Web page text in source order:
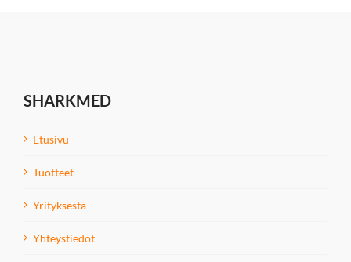
SHARKMED
Etusivu
Tuotteet
Yrityksestä
Yhteystiedot